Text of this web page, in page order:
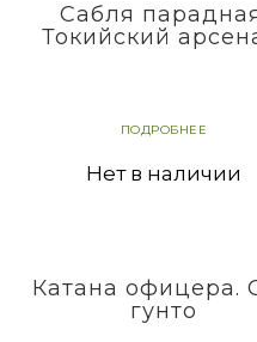
Сабля
Токийский
ПОДРОБНЕЕ
Нет в наличии
Катана офицера.
гунто